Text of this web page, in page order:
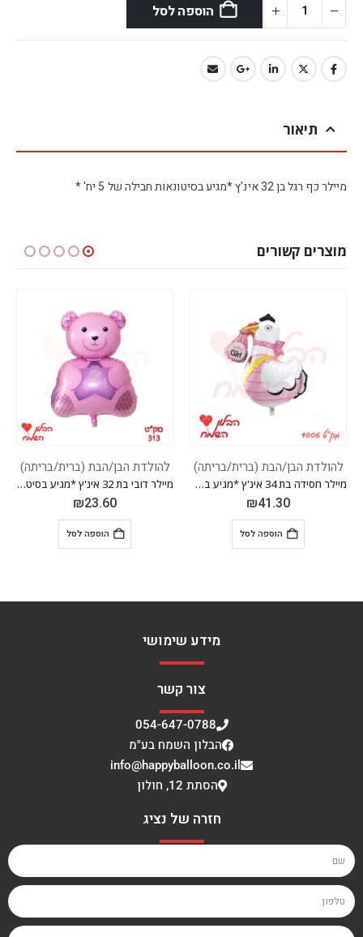
הוספה לסל
תיאור
מיילר כף רגל בן 32 אינ'ץ *מגיע בסיטונאות חבילה של 5 יח' *
מוצרים קשורים
להולדת הבן/הבת (ברית/בריתה)
מיילר דובי בת 32 אינ'ץ *מגיע בסיטונאות חבילה של 5 יח' *
23.60
הוספה לסל
להולדת הבן/הבת (ברית/בריתה)
41.30
הוספה לסל
מידע שימושי
צור קשר
054-647-0788
הבלון השמח בע"מ
info@happyballoon.co.il
הסתת 12, חולון
חזרה של נציג